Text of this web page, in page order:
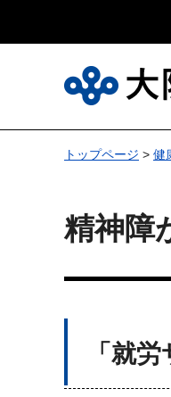
トップページ > 健
精神障
「就